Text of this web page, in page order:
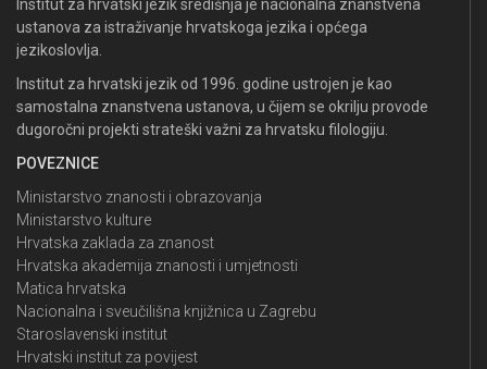
Institut za hrvatski jezik središnja je nacionalna znanstvena
ustanova za istraživanje hrvatskoga jezika i općega
jezikoslovlja.
Institut za hrvatski jezik od 1996. godine ustrojen je kao
samostalna znanstvena ustanova, u čijem se okrilju provode
dugoročni projekti strateški važni za hrvatsku filologiju.
POVEZNICE
Ministarstvo znanosti i obrazovanja
Ministarstvo kulture
Hrvatska zaklada za znanost
Hrvatska akademija znanosti i umjetnosti
Matica hrvatska
Nacionalna i sveučilišna knjižnica u Zagrebu
Staroslavenski institut
Hrvatski institut za povijest